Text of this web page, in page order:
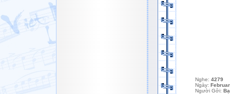
Nghe: 4279
Ngày:
Người Gởi: